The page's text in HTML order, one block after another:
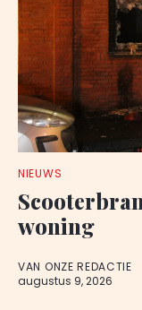
NIEUWS
woning
VAN ONZE REDACTIE
augustus 9, 2026